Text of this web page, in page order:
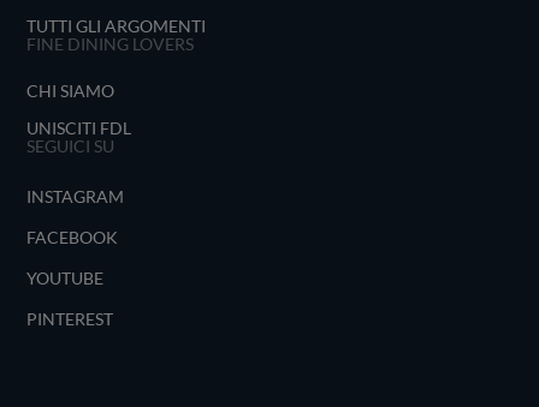
TUTTI GLI ARGOMENTI
FINE DINING LOVERS
CHI SIAMO
UNISCITI FDL
SEGUICI SU
INSTAGRAM
FACEBOOK
YOUTUBE
PINTEREST